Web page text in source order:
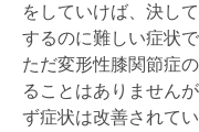
をしていけば、決し
するのに難しい症状
ただ変形性膝関節症
ることはありません
ず症状は改善されてい